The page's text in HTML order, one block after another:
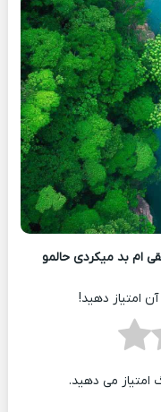
ام بد میکردی حالمو
امتیاز دهید!
امتیاز می دهید.